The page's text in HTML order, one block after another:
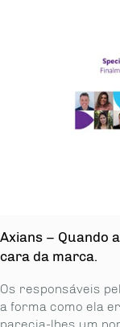
Axians – Quando
cara da marca.
Os responsáveis
a forma como ela